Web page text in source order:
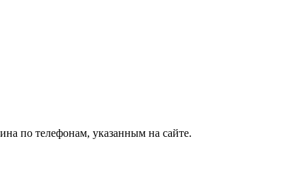
по телефонам, указанным на сайте.